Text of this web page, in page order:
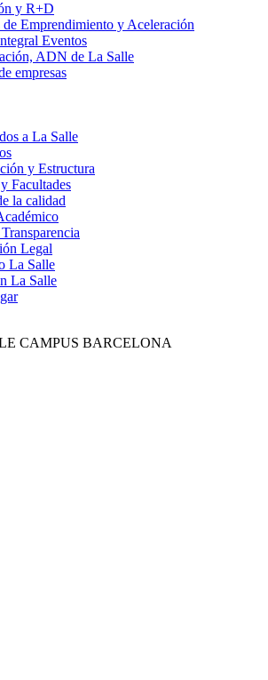
y R+D
de Emprendimiento y Aceleración
Eventos
ADN de La Salle
empresas
a La Salle
y Estructura
Facultades
la calidad
Legal
La Salle
La Salle
CAMPUS BARCELONA